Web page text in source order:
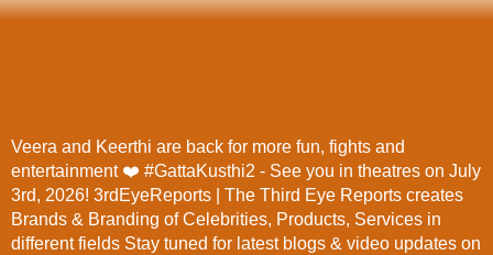
Veera and Keerthi are back for more fun, fights and
entertainment ❤️ #GattaKusthi2 - See you in theatres on July
3rd, 2026! 3rdEyeReports | The Third Eye Reports creates
Brands & Branding of Celebrities, Products, Services in
different fields Stay tuned for latest blogs & video updates on